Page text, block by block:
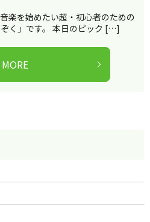
楽を始めたい超・初心者のための
く」です。 本日のピック […]
MORE